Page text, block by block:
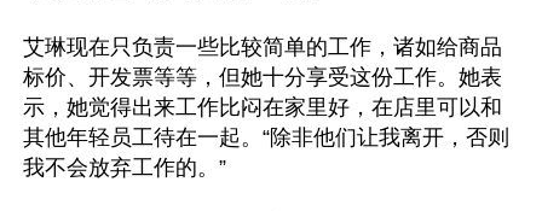
艾琳现在只负责一些比较简单的工作，诸如给商品
标价、开发票等等，但她十分享受这份工作。她表
示，她觉得出来工作比闷在家里好，在店里可以和
其他年轻员工待在一起。“除非他们让我离开，否则
我不会放弃工作的。”